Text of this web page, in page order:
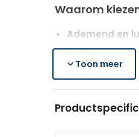
Waarom
Ademend en
Stevige
Flexibel en
Kleur:Lichtgrijs
Materiaal:
Toon meer